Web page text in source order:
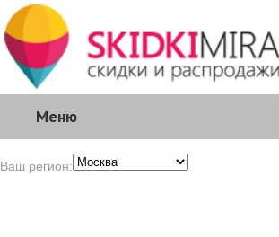
Меню
Ваш регион: